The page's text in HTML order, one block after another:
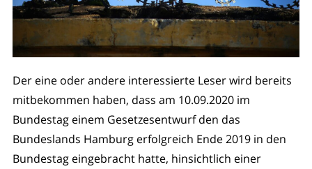
Der eine oder andere interessierte Leser wird bereits
mitbekommen haben, dass am 10.09.2020 im
Bundestag einem Gesetzesentwurf den das
Bundeslands Hamburg erfolgreich Ende 2019 in den
Bundestag eingebracht hatte, hinsichtlich einer